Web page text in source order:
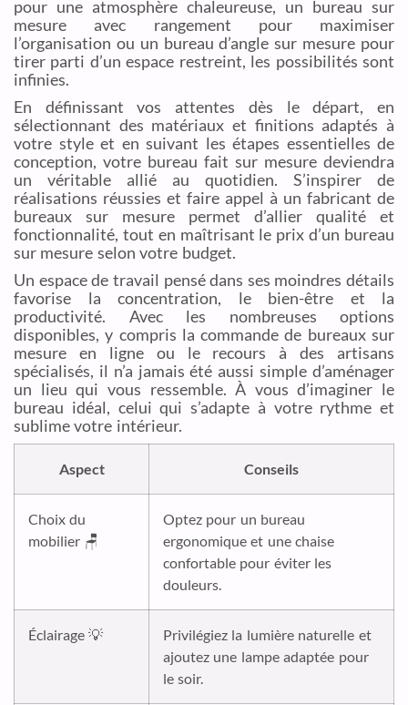
pour une atmosphère chaleureuse, un bureau sur
mesure avec rangement pour maximiser
l’organisation ou un bureau d’angle sur mesure pour
tirer parti d’un espace restreint, les possibilités sont
infinies.
En définissant vos attentes dès le départ, en
sélectionnant des matériaux et finitions adaptés à
votre style et en suivant les étapes essentielles de
conception, votre bureau fait sur mesure deviendra
un véritable allié au quotidien. S’inspirer de
réalisations réussies et faire appel à un fabricant de
bureaux sur mesure permet d’allier qualité et
fonctionnalité, tout en maîtrisant le prix d’un bureau
sur mesure selon votre budget.
Un espace de travail pensé dans ses moindres détails
favorise la concentration, le bien-être et la
productivité. Avec les nombreuses options
disponibles, y compris la commande de bureaux sur
mesure en ligne ou le recours à des artisans
spécialisés, il n’a jamais été aussi simple d’aménager
un lieu qui vous ressemble. À vous d’imaginer le
bureau idéal, celui qui s’adapte à votre rythme et
sublime votre intérieur.
Aspect Conseils
Choix du
mobilier 🪑
Optez pour un bureau
ergonomique et une chaise
confortable pour éviter les
douleurs.
Éclairage 💡
Privilégiez la lumière naturelle et
ajoutez une lampe adaptée pour
le soir.